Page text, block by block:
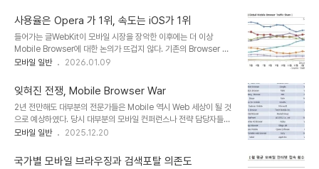
정보 소비가 모바일에서 매우 불편하기 때문이다...
로 시장 점유율 1위를 차지하고 있다. 파이어폭스는 25.55%로 꾸준
한 점유율을 유지하고 있다.IE의 시장 지배력이 낮아지는 것은 모바일
시장이 커지고 있고 iOS와 안드로이드 등에 IE 제품이 없기 때문이다.
모바일 브라우저들이 PC 데스크탑과의 동기화를 제공해주면서 모바
일에서의 사용 경험이 PC로 전이되는 효과도 발생하고 있다. 현재의
N-Screen ..
사용율은 Opera 가 1위, 속도는 iOS가 1위
들어가는 글WebKit이 모바일 시장을 장악한 이후에는 더 이상
Mobile Browser에 대한 논의가 뜨겁지 않다. 기존의 Browser 업
체들도 자체 엔진을 포기하고 WebKit을 이용하는 것으로 사업모델을
Platform도 이제는 Webkit이 아닌 제품을 보기 힘들다.사실상 산업
표준이 된 듯한 WebKit이지만 플랫폼의 성능이나 포팅 수준 등에 의
해 성능상의 차이가 많아지고 있다. 또한 한동안 잠잠했던 Broswer
논의가 html5의 지원 여부, WAC 대응의 이슈로 인해 다시 시작되고
있다. 이러한 변화를 이해하고 Browser 성능을 비교하는데 도움이
모바일 일반 2026.01.09
잊혀진 전쟁, Mobile Browser War
2년 전만해도 대부분의 전문가들은 Mobile 역시 Web 세상이 될 것
으로 예상하였다. 당시 대부분의 모바일 컨퍼런스나 전략 담당자들은
Mobile Web에 대한 대응으로 바뻤으며, 이에 대한 기반이 되는
러움은 Apps Store의 등장으로 인해 조용히 사라져갔다.하지만, 주
모바일 일반 2025.12.20
국가별 모바일 브라우징과 검색포탈 의존도